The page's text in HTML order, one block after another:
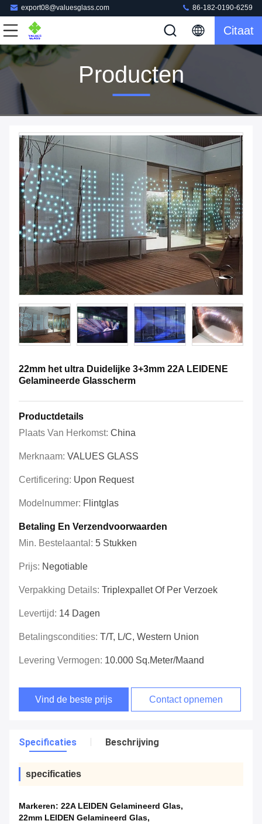
export08@valuesglass.com 86-182-0190-6259
Citaat
Producten
22mm het ultra Duidelijke 3+3mm 22A LEIDENE
Gelamineerde Glasscherm
Productdetails
Plaats Van Herkomst: China
Merknaam: VALUES GLASS
Certificering: Upon Request
Modelnummer: Flintglas
Betaling En Verzendvoorwaarden
Min. Bestelaantal: 5 Stukken
Prijs: Negotiable
Verpakking Details: Triplexpallet Of Per Verzoek
Levertijd: 14 Dagen
Betalingscondities: T/T, L/C, Western Union
Levering Vermogen: 10.000 Sq.meter/Maand
Vind de beste prijs Contact opnemen
Specificaties Beschrijving
specificaties
Markeren: 22A LEIDEN Gelamineerd Glas,
22mm LEIDEN Gelamineerd Glas,